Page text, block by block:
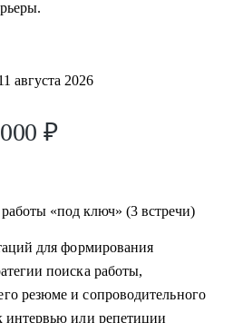
поток предложений, выйти
убедительное резюме, чтобы
и сильного
мечты.
кандидатами.
задачу (смена профессии,
выход из декрета, возраст 45+ и
августа 2026
₽
«под ключ» (3 встречи)
для формирования
поиска работы,
резюме и сопроводительного
интервью или репетиции